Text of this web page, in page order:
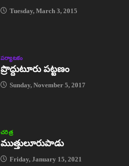
Tuesday, March 3, 2015
పర్యాటకం
ప్రొద్దుటూరు పట్టణం
Sunday, November 5, 2017
చరిత్ర
ముత్తులూరుపాడు
Friday, January 15, 2021